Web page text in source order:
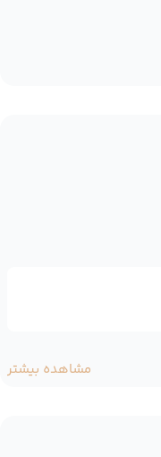
مشاهده بیشتر